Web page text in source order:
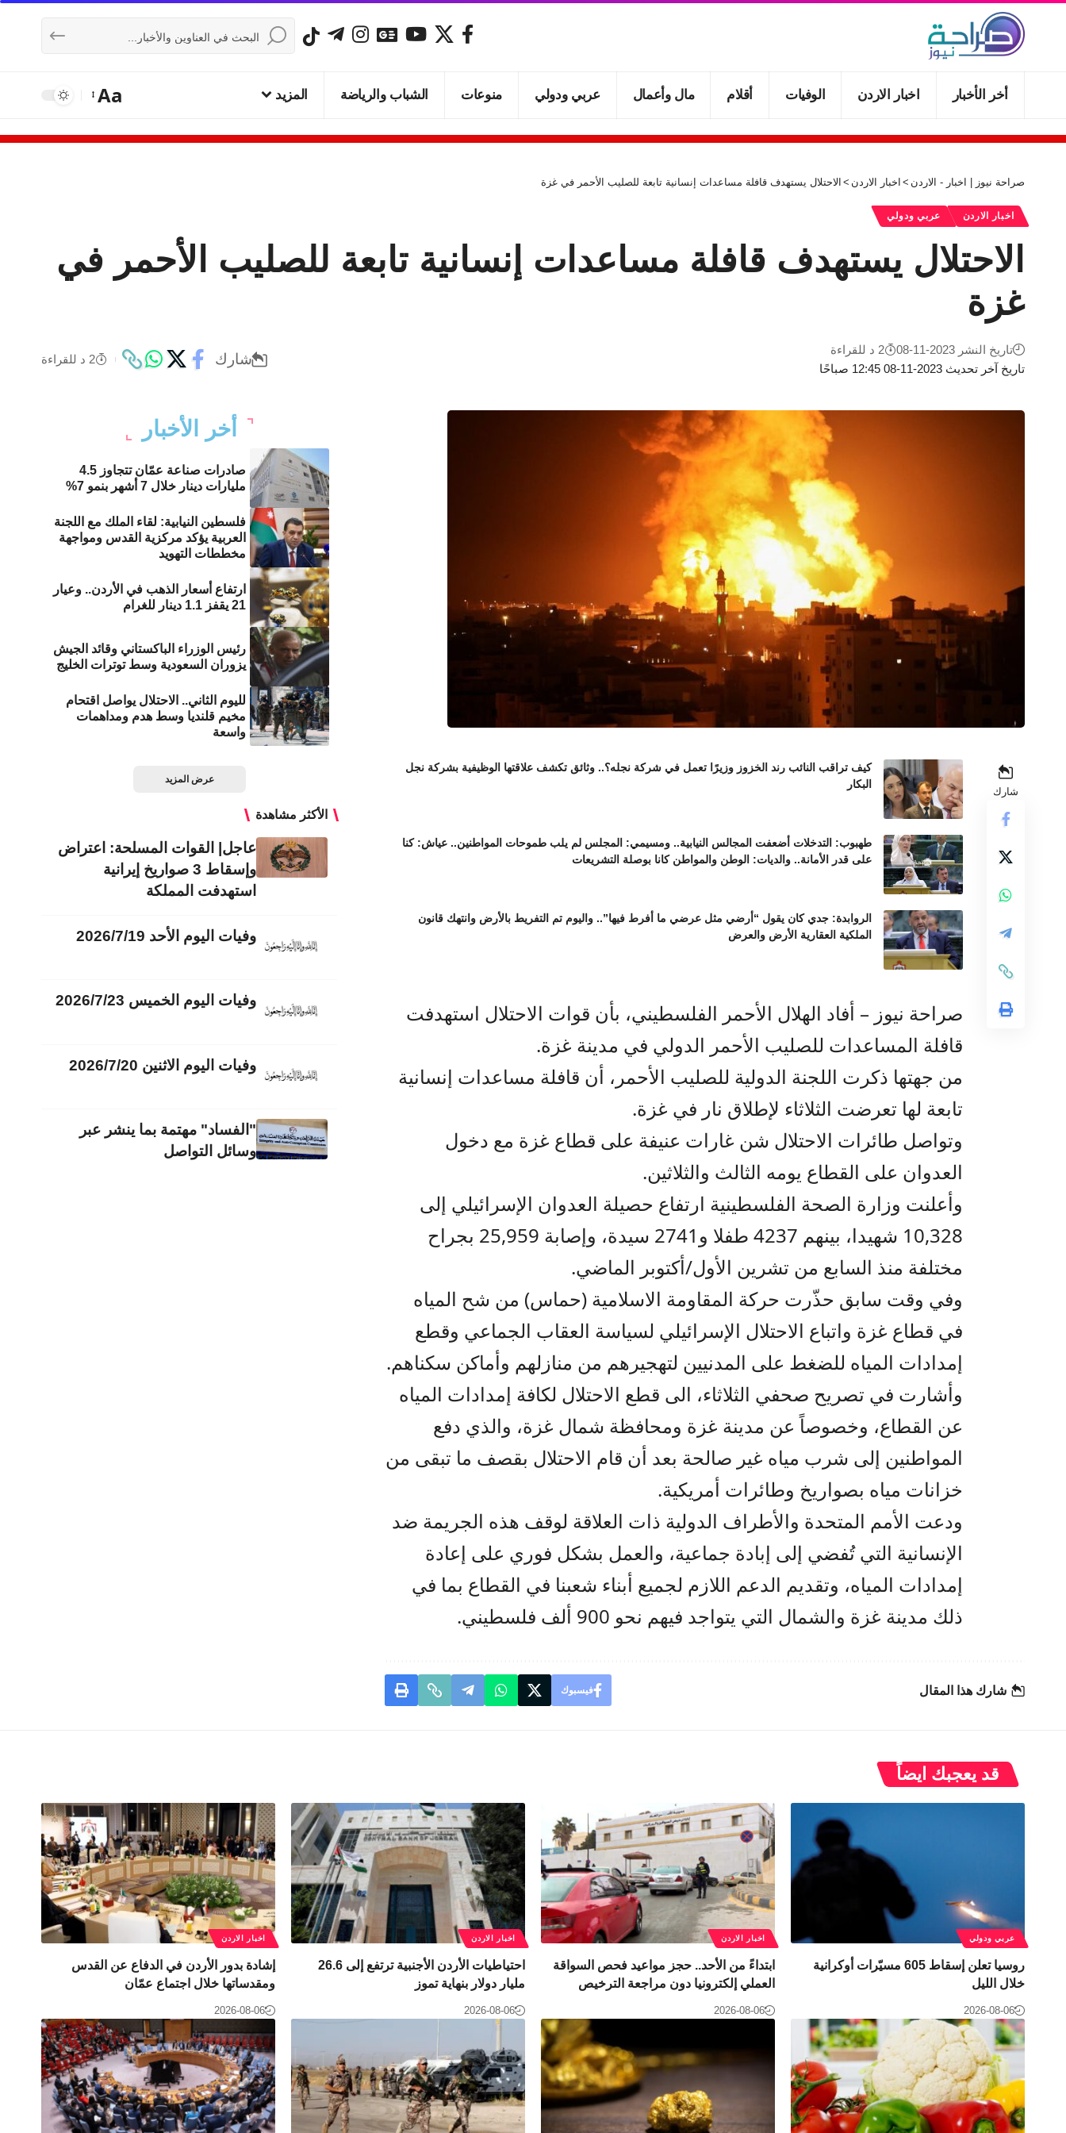
أخر الأخبار اخبار الاردن الوفيات أقلام مال وأعمال عربي ودولي منوعات الشباب والرياضة المزيد Aa
صراحة نيوز | اخبار - الاردن > اخبار الاردن > الاحتلال يستهدف قافلة مساعدات إنسانية تابعة للصليب الأحمر في غزة
اخبار الاردن عربي ودولي
الاحتلال يستهدف قافلة مساعدات إنسانية تابعة للصليب الأحمر في
غزة
تاريخ آخر تحديث 2023-11-08 12:45 صباحًا
تاريخ النشر 2023-11-08 2 د للقراءة
شارك 2 د للقراءة
شارك
كيف تراقب النائب رند الخزوز وزيرًا تعمل في شركة نجله؟.. وثائق تكشف علاقتها الوظيفية بشركة نجل
البكار
طهبوب: التدخلات أضعفت المجالس النيابية.. ومسيمي: المجلس لم يلب طموحات المواطنين.. عياش: كنا
على قدر الأمانة.. والديات: الوطن والمواطن كانا بوصلة التشريعات
الروابدة: جدي كان يقول “أرضي مثل عرضي ما أفرط فيها”.. واليوم تم التفريط بالأرض وانتهك قانون
الملكية العقارية الأرض والعرض
صراحة نيوز – أفاد الهلال الأحمر الفلسطيني، بأن قوات الاحتلال استهدفت
قافلة المساعدات للصليب الأحمر الدولي في مدينة غزة.
من جهتها ذكرت اللجنة الدولية للصليب الأحمر، أن قافلة مساعدات إنسانية
تابعة لها تعرضت الثلاثاء لإطلاق نار في غزة.
وتواصل طائرات الاحتلال شن غارات عنيفة على قطاع غزة مع دخول
العدوان على القطاع يومه الثالث والثلاثين.
وأعلنت وزارة الصحة الفلسطينية ارتفاع حصيلة العدوان الإسرائيلي إلى
10,328 شهيدا، بينهم 4237 طفلا و2741 سيدة، وإصابة 25,959 بجراح
مختلفة منذ السابع من تشرين الأول/أكتوبر الماضي.
وفي وقت سابق حذّرت حركة المقاومة الاسلامية (حماس) من شح المياه
في قطاع غزة واتباع الاحتلال الإسرائيلي لسياسة العقاب الجماعي وقطع
إمدادات المياه للضغط على المدنيين لتهجيرهم من منازلهم وأماكن سكناهم.
وأشارت في تصريح صحفي الثلاثاء، الى قطع الاحتلال لكافة إمدادات المياه
عن القطاع، وخصوصاً عن مدينة غزة ومحافظة شمال غزة، والذي دفع
المواطنين إلى شرب مياه غير صالحة بعد أن قام الاحتلال بقصف ما تبقى من
خزانات مياه بصواريخ وطائرات أمريكية.
ودعت الأمم المتحدة والأطراف الدولية ذات العلاقة لوقف هذه الجريمة ضد
الإنسانية التي تُفضي إلى إبادة جماعية، والعمل بشكل فوري على إعادة
إمدادات المياه، وتقديم الدعم اللازم لجميع أبناء شعبنا في القطاع بما في
ذلك مدينة غزة والشمال التي يتواجد فيهم نحو 900 ألف فلسطيني.
شارك هذا المقال فيسبوك
أخر الأخبار
صادرات صناعة عمّان تتجاوز 4.5
مليارات دينار خلال 7 أشهر بنمو 7%
فلسطين النيابية: لقاء الملك مع اللجنة
العربية يؤكد مركزية القدس ومواجهة
مخططات التهويد
ارتفاع أسعار الذهب في الأردن.. وعيار
21 يقفز 1.1 دينار للغرام
رئيس الوزراء الباكستاني وقائد الجيش
يزوران السعودية وسط توترات الخليج
لليوم الثاني.. الاحتلال يواصل اقتحام
مخيم قلنديا وسط هدم ومداهمات
واسعة
عرض المزيد
الأكثر مشاهدة
عاجل| القوات المسلحة: اعتراض
وإسقاط 3 صواريخ إيرانية
استهدفت المملكة
وفيات اليوم الأحد 2026/7/19
وفيات اليوم الخميس 2026/7/23
وفيات اليوم الاثنين 2026/7/20
"الفساد" مهتمة بما ينشر عبر
وسائل التواصل
قد يعجبك ايضاً
عربي ودولي
روسيا تعلن إسقاط 605 مسيّرات أوكرانية
خلال الليل
2026-08-06
اخبار الاردن
ابتداءً من الأحد.. حجز مواعيد فحص السواقة
العملي إلكترونيا دون مراجعة الترخيص
2026-08-06
اخبار الاردن
احتياطيات الأردن الأجنبية ترتفع إلى 26.6
مليار دولار بنهاية تموز
2026-08-06
اخبار الاردن
إشادة بدور الأردن في الدفاع عن القدس
ومقدساتها خلال اجتماع عمّان
2026-08-06